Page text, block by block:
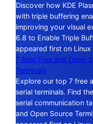
Discover how KDE
with triple buffering
improving your visual
6.8 to Enable Triple
appeared first on Linux
7 Best Free and Open
Terminals
Explore our top 7 free
serial terminals. Find
serial communication
and Open Source